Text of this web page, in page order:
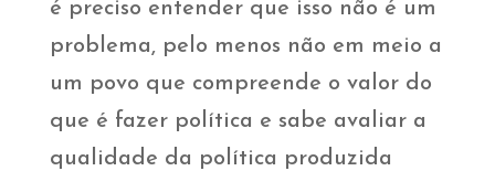
é preciso entender que isso não é um
problema, pelo menos não em meio a
um povo que compreende o valor do
que é fazer política e sabe avaliar a
qualidade da política produzida